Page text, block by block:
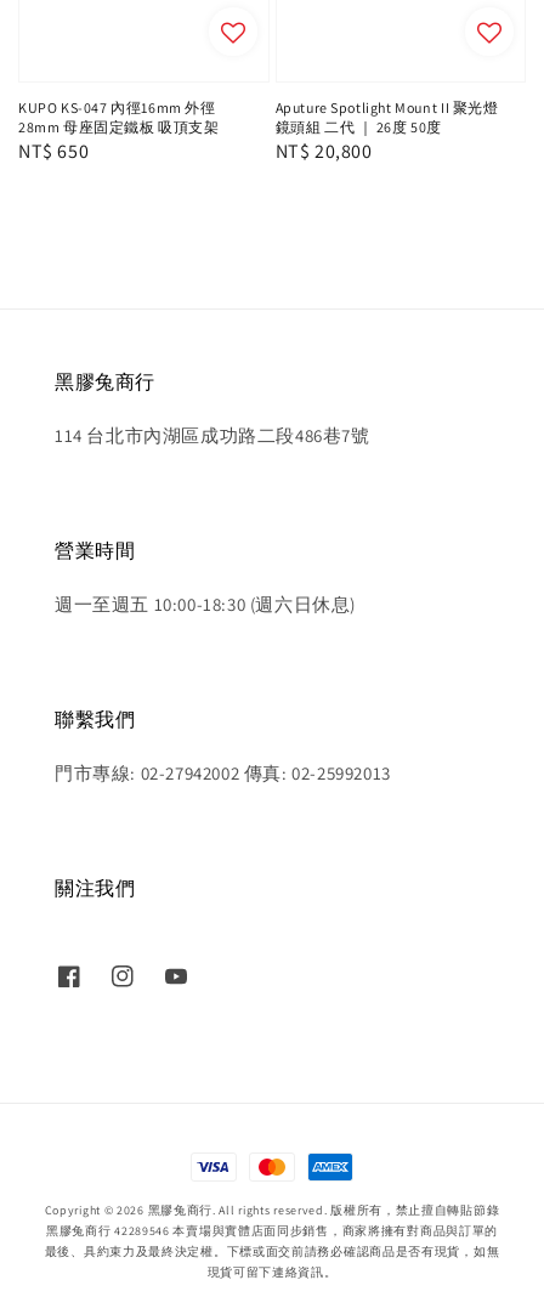
KUPO KS-047 內徑16mm 外徑
28mm 母座固定鐵板 吸頂支架
Regular
NT$ 650
Aputure Spotlight Mount II 聚光燈
鏡頭組 二代 ｜ 26度 50度
Regular
NT$ 20,800
黑膠兔商行
114 台北市內湖區成功路二段486巷7號
營業時間
週一至週五 10:00-18:30 (週六日休息)
聯繫我們
門市專線: 02-27942002 傳真: 02-25992013
關注我們
Copyright © 2026 黑膠兔商行. All rights reserved. 版權所有，禁止擅自轉貼節錄
黑膠兔商行 42289546 本賣場與實體店面同步銷售，商家將擁有對商品與訂單的
最後、具約束力及最終決定權。下標或面交前請務必確認商品是否有現貨，如無
現貨可留下連絡資訊。